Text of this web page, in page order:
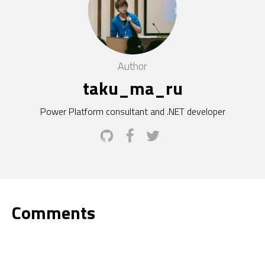
Author
taku_ma_ru
Power Platform consultant and .NET developer
Comments